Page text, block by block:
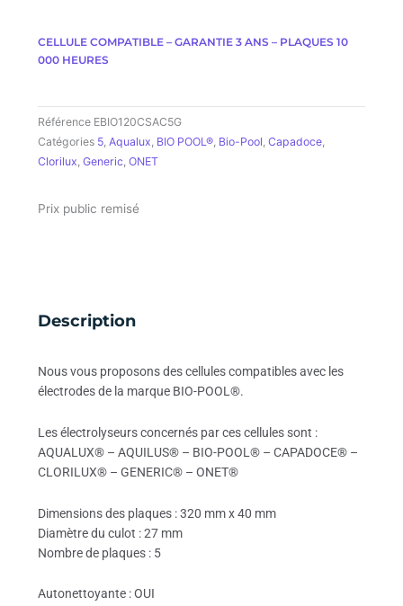
CELLULE COMPATIBLE – GARANTIE 3 ANS – PLAQUES 10
000 HEURES
Référence EBIO120CSAC5G
Catégories 5,Aqualux, BIO POOL®, Bio-Pool,Capadoce,
Clorilux,Generic,ONET
Prix public remisé
Description
Nous vous proposons des cellules compatibles avec les
électrodes de la marque BIO-POOL®.
Les électrolyseurs concernés par ces cellules sont :
AQUALUX® – AQUILUS® – BIO-POOL® – CAPADOCE® –
CLORILUX® – GENERIC® – ONET®
Dimensions des plaques : 320 mm x 40 mm
Diamètre du culot : 27 mm
Nombre de plaques : 5
Autonettoyante : OUI